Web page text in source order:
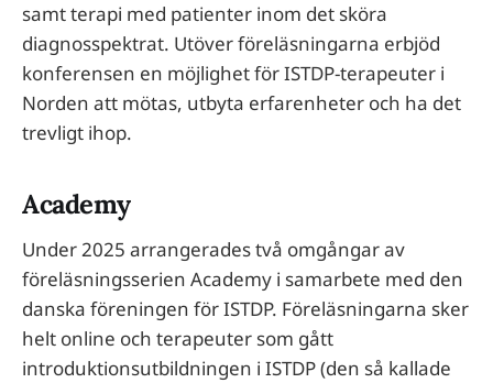
samt terapi med patienter inom det sköra
diagnosspektrat. Utöver föreläsningarna erbjöd
konferensen en möjlighet för ISTDP-terapeuter i
Norden att mötas, utbyta erfarenheter och ha det
trevligt ihop.
Academy
Under 2025 arrangerades två omgångar av
föreläsningsserien Academy i samarbete med den
danska föreningen för ISTDP. Föreläsningarna sker
helt online och terapeuter som gått
introduktionsutbildningen i ISTDP (den så kallade